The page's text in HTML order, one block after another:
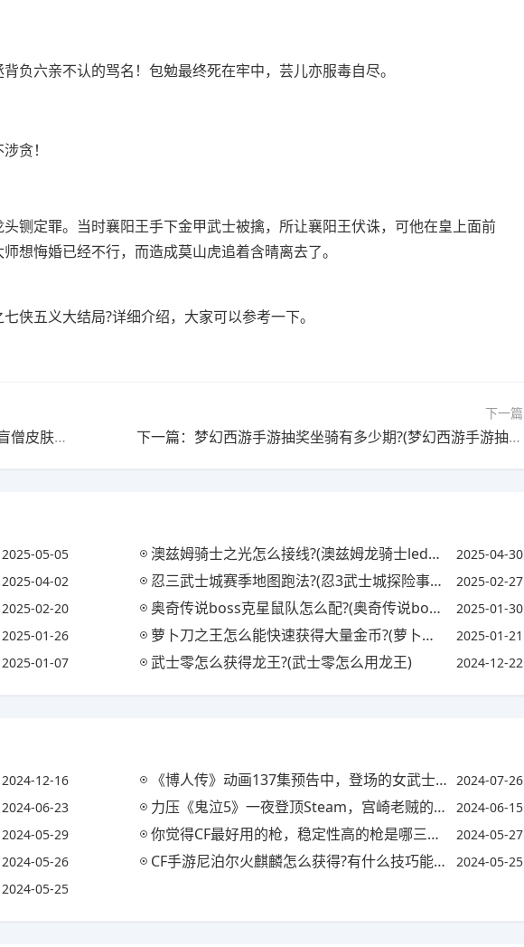
负六亲不认的骂名！包勉最终死在牢中，芸儿亦服毒自尽。
贪！
铡定罪。当时襄阳王手下金甲武士被擒，所让襄阳王伏诛，可他在皇上面前
想悔婚已经不行，而造成莫山虎追着含晴离去了。
侠五义大结局?详细介绍，大家可以参考一下。
上一篇：手游盲僧皮肤李小龙什么时候返场?(手游盲僧皮肤李小龙什么时候返场过)
下一篇
下一篇：梦幻西游手游抽奖坐骑有多少期?(梦幻西游手游抽坐骑活动)
2025-05-05 澳兹姆骑士之光怎么接线?(澳兹姆龙骑士led双光透镜) 2025-04-30
2025-04-02 忍三武士城赛季地图跑法?(忍3武士城探险事件) 2025-02-27
2025-02-20 奥奇传说boss克星鼠队怎么配?(奥奇传说boss鼠队选择) 2025-01-30
2025-01-26 萝卜刀之王怎么能快速获得大量金币?(萝卜刀工) 2025-01-21
2025-01-07 武士零怎么获得龙王?(武士零怎么用龙王) 2024-12-22
2024-12-16 《博人传》动画137集预告中，登场的女武士形象很可爱，她的实力如何呢? 2024-07-26
2024-06-23 力压《鬼泣5》一夜登顶Steam，宫崎老贼的《只狼》值得入手吗?(只狼 鬼泣5) 2024-06-15
2024-05-29 你觉得CF最好用的枪，稳定性高的枪是哪三把?(你觉得cf最好用的枪,稳定性高的枪是哪三把武器) 2024-05-27
2024-05-26 CF手游尼泊尔火麒麟怎么获得?有什么技巧能分享?(cfm尼泊尔火麒麟怎么得) 2024-05-25
2024-05-25